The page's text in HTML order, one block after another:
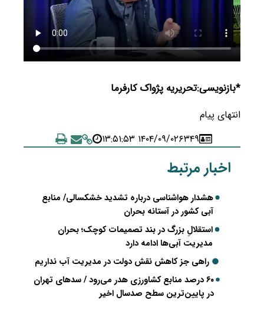
*بازنویسی:تحریریه پژواک کارفرما
انتهای پیام
۶۳۴۹۱۴۰۴/۰۹/۰۲ ۱۳:۵۱:۵۳
اخبار مرتبط
هشدار هواشناسی درباره تشدید خشکسالی/ منابع
آبی کشور در آستانه بحران
استقلالِ بزرگ در بند تصمیمات کوچک؛ بحران
مدیریت آبی‌ها ادامه دارد
راهی جز کاهش نقش دولت در مدیریت آب نداریم
۶۰ درصد منابع کشاورزی هدر می‌رود / سدهای تهران
در پایین‌ترین سطح صدسال اخیر